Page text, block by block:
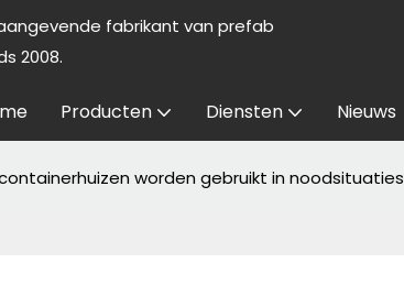
fabrikant van prefab
2008.
Producten Diensten Nieuws
worden gebruikt in noodsituaties